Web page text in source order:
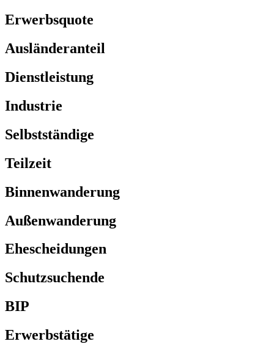
Erwerbsquote
Ausländeranteil
Dienstleistung
Industrie
Selbstständige
Teilzeit
Binnenwanderung
Außenwanderung
Ehescheidungen
Schutzsuchende
BIP
Erwerbstätige